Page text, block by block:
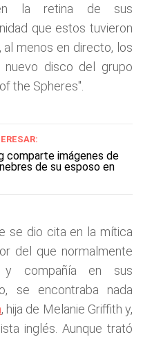
la retina de sus
que estos tuvieron
menos en directo, los
disco del grupo
the Spheres".
comparte imágenes de
de su esposo en
se dio cita en la mítica
del que normalmente
y compañía en sus
se encontraba nada
, hija de Melanie Griffith y,
inglés. Aunque trató